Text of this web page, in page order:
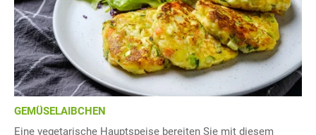
GEMÜSELAIBCHEN
Eine vegetarische Hauptspeise bereiten Sie mit diesem